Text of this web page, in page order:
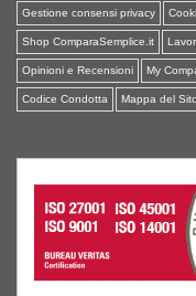
Gestione consensi privacy
Shop ComparaSemplice.it
Opinioni e Recensioni My
Codice Condotta Mappa del Sito